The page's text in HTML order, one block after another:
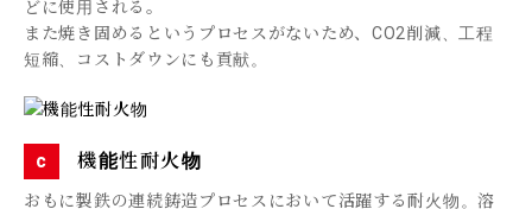
どに使用される。
また焼き固めるというプロセスがないため、CO2削減、工程
短縮、コストダウンにも貢献。
機能性耐火物
おもに製鉄の連続鋳造プロセスにおいて活躍する耐火物。溶